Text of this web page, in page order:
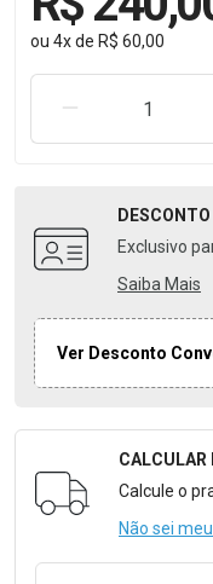
ou 4xde R$ 60,00
REMOVER UMA
DESCONTO
Exclusivo
Saiba Mais
Ver Desconto
FormulárioCALCULAR
Calcule o
Não sei